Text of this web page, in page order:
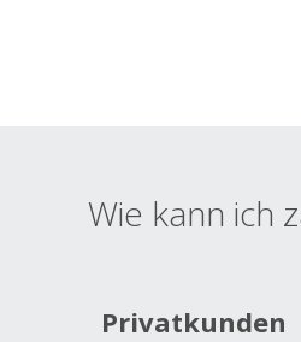
Wie kann ich
Privatkunden